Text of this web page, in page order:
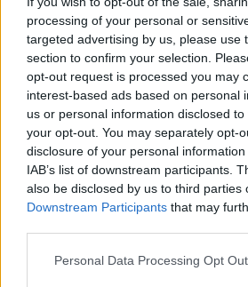
processing of your personal or
targeted advertising by us, please use
section to confirm your selection.
opt-out request is processed you may
interest-based ads based on personal
us or personal information disclosed
your opt-out. You may separately opt-
disclosure of your personal
IAB’s list of downstream participants.
also be disclosed by us to third parties
Downstream Participants that may
Personal Data Processing Opt